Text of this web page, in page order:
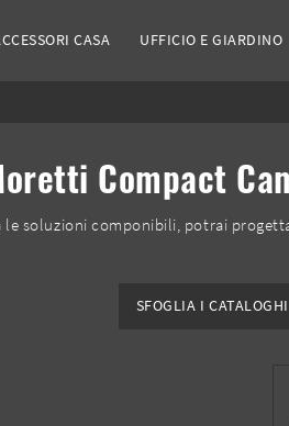
CASA UFFICIO E GIARDINO
Compact
soluzioni componibili, potrai
SFOGLIA I CATALOGHI